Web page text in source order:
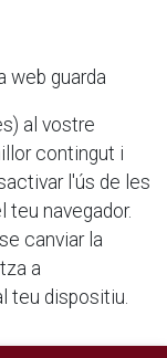
web guarda
al vostre
contingut i
l'ús de les
navegador.
canviar la
a
teu dispositiu.